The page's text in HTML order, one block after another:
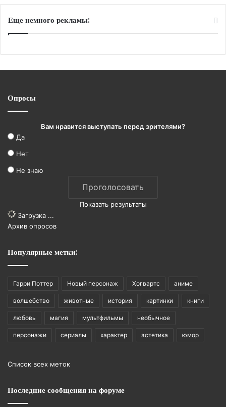
Еще немного рекламы:
Опросы
Вам нравится выступать перед зрителями?
Да
Нет
Не знаю
Показать результаты
Загрузка ...
Архив опросов
Популярные метки:
Гарри Поттер Новый персонаж Хогвартс аниме
волшебство животные история картинки книги
любовь магия мультфильмы необычное
персонажи сериалы характер эстетика юмор
Список всех меток
Последние сообщения на форуме